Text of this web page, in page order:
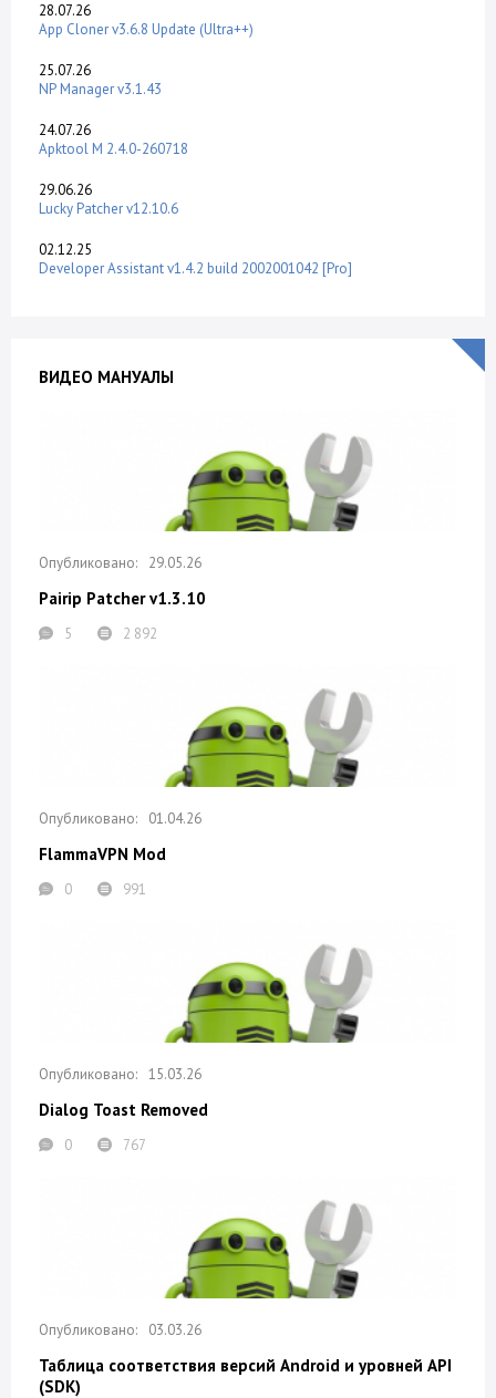
28.07.26
App Cloner v3.6.8 Update (Ultra++)
25.07.26
NP Manager v3.1.43
24.07.26
Apktool M 2.4.0-260718
29.06.26
Lucky Patcher v12.10.6
02.12.25
Developer Assistant v1.4.2 build 2002001042 [Pro]
ВИДЕО МАНУАЛЫ
29.05.26
Pairip Patcher v1.3.10
5 2 892
01.04.26
FlammaVPN Mod
0 991
15.03.26
Dialog Toast Removed
0 767
03.03.26
Таблица соответствия версий Android и уровней API
(SDK)